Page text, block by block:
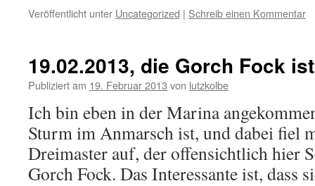
Veröffentlicht unter Uncategorized | Schreib einen Kommentar
19.02.2013, die Gorch Fock
Publiziert am 19. Februar 2013 von lutzkolbe
Ich bin eben in der Marina
Sturm im Anmarsch ist, und dabei fiel
Dreimaster auf, der offensichtlich hier
Gorch Fock. Das Interessante ist, dass